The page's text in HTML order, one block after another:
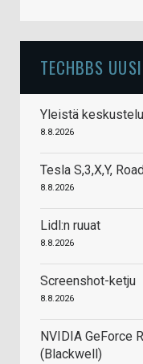
TECHBBS
Yleistä
8.8.2026
Tesla S,3,X,Y,
8.8.2026
Lidl:n ruuat
8.8.2026
Screenshot-ketju
8.8.2026
NVIDIA GeForce
(Blackwell)